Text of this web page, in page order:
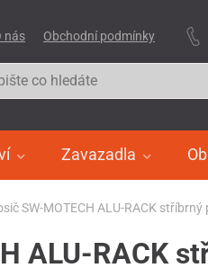
Zavazadla
nás Obchodní podmínky
SW-MOTECH ALU-RACK
ALU-RACK